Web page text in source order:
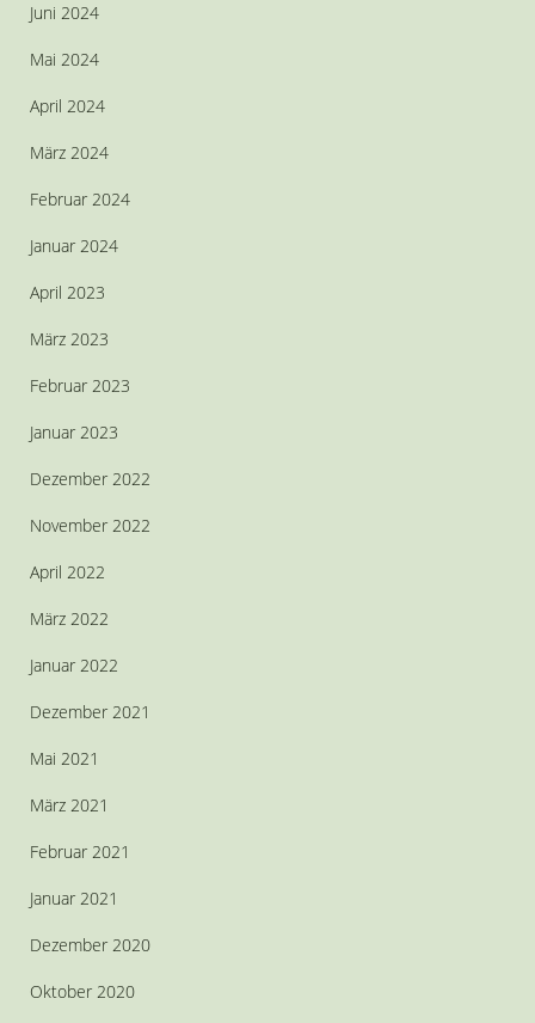
Juni 2024
Mai 2024
April 2024
März 2024
Februar 2024
Januar 2024
April 2023
März 2023
Februar 2023
Januar 2023
Dezember 2022
November 2022
April 2022
März 2022
Januar 2022
Dezember 2021
Mai 2021
März 2021
Februar 2021
Januar 2021
Dezember 2020
Oktober 2020